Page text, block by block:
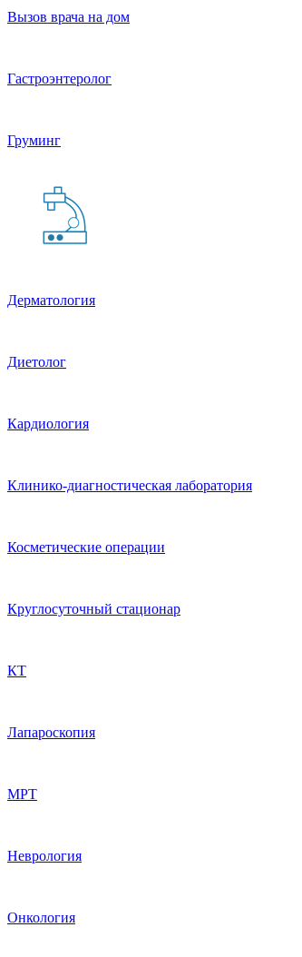
Вызов врача на дом
Гастроэнтеролог
Груминг
Дерматология
Диетолог
Кардиология
Клинико-диагностическая лаборатория
Косметические операции
Круглосуточный стационар
КТ
Лапароскопия
МРТ
Неврология
Онкология